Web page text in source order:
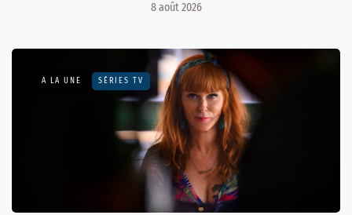
8 août 2026
A LA UNE SÉRIES TV